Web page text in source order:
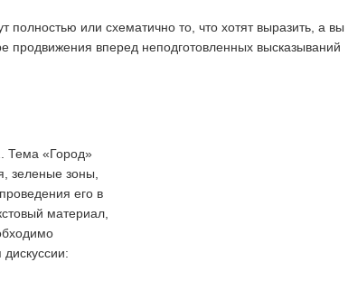
полностью или схематично то, что хотят выразить, а вы
вперед неподготовленных высказываний
Тема «Город»
зеленые зоны,
его в
материал,